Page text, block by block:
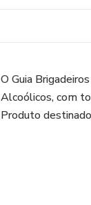
O Guia
Alcoólicos, com
Produto